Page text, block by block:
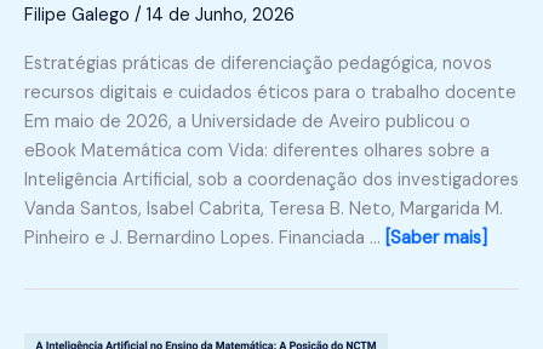
Filipe Galego / 14 de Junho, 2026
Estratégias práticas de diferenciação pedagógica, novos
recursos digitais e cuidados éticos para o trabalho docente
Em maio de 2026, a Universidade de Aveiro publicou o
eBook Matemática com Vida: diferentes olhares sobre a
Inteligência Artificial, sob a coordenação dos investigadores
Vanda Santos, Isabel Cabrita, Teresa B. Neto, Margarida M.
Pinheiro e J. Bernardino Lopes. Financiada … [Saber mais]